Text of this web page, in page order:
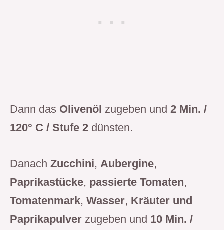
Dann das Olivenöl zugeben und 2 Min. /
120° C / Stufe 2 dünsten.
Danach Zucchini, Aubergine,
Paprikastücke, passierte Tomaten,
Tomatenmark, Wasser, Kräuter und
Paprikapulver zugeben und 10 Min. /